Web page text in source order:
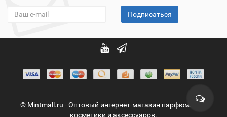
Подписаться
© Mintmall.ru - Оптовый интернет-магазин парфюмерии,
косметики и аксессуаров.